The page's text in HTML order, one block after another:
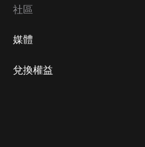
社區
媒體
兌換權益